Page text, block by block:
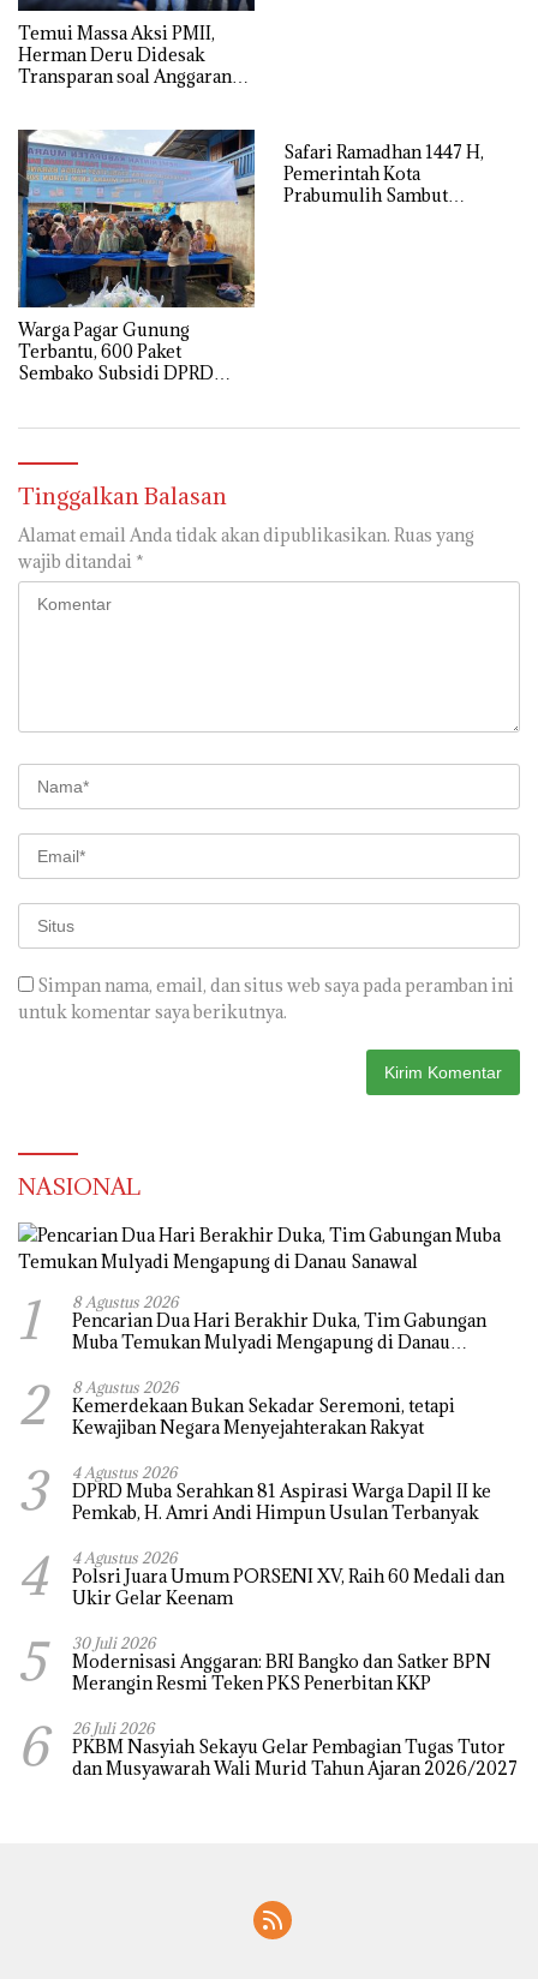
Temui Massa Aksi PMII,
Herman Deru Didesak
Transparan soal Anggaran
Warga Pagar Gunung
Terbantu, 600 Paket
Sembako Subsidi DPRD
Safari Ramadhan 1447 H,
Pemerintah Kota
Prabumulih Sambut
Tinggalkan Balasan
Alamat email Anda tidak akan dipublikasikan. Ruas yang
wajib ditandai *
Simpan nama, email, dan situs web saya pada peramban ini
untuk komentar saya berikutnya.
NASIONAL
1 8 Agustus 2026
Pencarian Dua Hari Berakhir Duka, Tim Gabungan
Muba Temukan Mulyadi Mengapung di Danau
2 8 Agustus 2026
Kemerdekaan Bukan Sekadar Seremoni, tetapi
Kewajiban Negara Menyejahterakan Rakyat
3 4 Agustus 2026
DPRD Muba Serahkan 81 Aspirasi Warga Dapil II ke
Pemkab, H. Amri Andi Himpun Usulan Terbanyak
4 4 Agustus 2026
Polsri Juara Umum PORSENI XV, Raih 60 Medali dan
Ukir Gelar Keenam
5 30 Juli 2026
Modernisasi Anggaran: BRI Bangko dan Satker BPN
Merangin Resmi Teken PKS Penerbitan KKP
6 26 Juli 2026
PKBM Nasyiah Sekayu Gelar Pembagian Tugas Tutor
dan Musyawarah Wali Murid Tahun Ajaran 2026/2027